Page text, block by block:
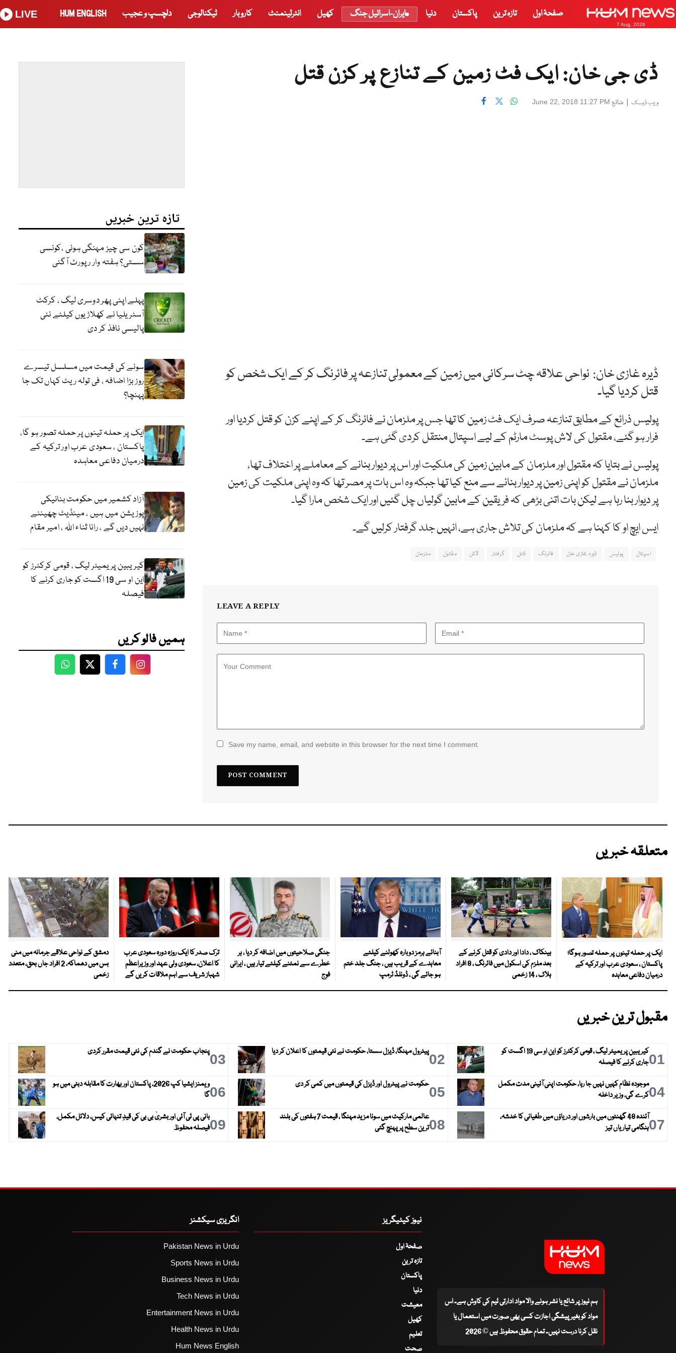
7 Aug, 2026
صفحۂ اول تازہ ترین پاکستان دنیا ایران-اسرائیل جنگ کھیل انٹرٹینمنٹ کاروبار ٹیکنالوجی دلچسپ و عجیب HUM ENGLISH
LIVE
ڈی جی خان: ایک فٹ زمین کے تنازع پر کزن قتل
ویب ڈیسک | شائع June 22, 2018 11:27 PM
ڈیرہ غازی خان: نواحی علاقہ چٹ سرکانی میں زمین کے معمولی تنازعہ پر فائرنگ کر کے ایک شخص کو
قتل کردیا گیا۔
پولیس ذرائع کے مطابق تنازعہ صرف ایک فٹ زمین کا تھا جس پر ملزمان نے فائرنگ کر کے اپنے کزن کو قتل کردیا اور
فرار ہو گئے، مقتول کی لاش پوسٹ مارٹم کے لیے اسپتال منتقل کردی گئی ہے۔
پولیس نے بتایا کہ مقتول اور ملزمان کے مابین زمین کی ملکیت اور اس پر دیوار بنانے کے معاملے پر اختلاف تھا،
ملزمان نے مقتول کو اپنی زمین پر دیوار بنانے سے منع کیا تھا جبکہ وہ اس بات پر مصر تھا کہ وہ اپنی ملکیت کی زمین
پر دیوار بنا رہا ہے لیکن بات اتنی بڑھی کہ فریقین کے مابین گولیاں چل گئیں اور ایک شخص مارا گیا۔
ایس ایچ او کا کہنا ہے کہ ملزمان کی تلاش جاری ہے، انہیں جلد گرفتار کرلیں گے۔
اسپتال پولیس ڈیرہ غازی خان فائرنگ قتل گرفتار لاش مقتول ملزمان
LEAVE A REPLY
Save my name, email, and website in this browser for the next time I comment.
تازہ ترین خبریں
کون سی چیز مہنگی ہوئی ،کونسی
سستی؟ ہفتہ وار رپورٹ آگئی
پہلے اپنی پھر دوسری لیگ ، کرکٹ
آسٹریلیا نے کھلاڑیوں کیلئے نئی
پالیسی نافذ کر دی
سونے کی قیمت میں مسلسل تیسرے
روز بڑا اضافہ ، فی تولہ ریٹ کہاں تک جا
پہنچا؟
ایک پر حملہ تینوں پر حملہ تصور ہو گا،
پاکستان ، سعودی عرب اور ترکیہ کے
درمیان دفاعی معاہدہ
آزاد کشمیر میں حکومت بنانیکی
پوزیشن میں ہیں ، مینڈیٹ چھیننے
نہیں دیں گے ، رانا ثناء اللہ ، امیر مقام
کیریبین پریمیئر لیگ ، قومی کرکٹرز کو
این او سی 19 اگست کو جاری کرنے کا
فیصلہ
ہمیں فالو کریں
WhatsApp
TwitterFacebookFacebook
متعلقہ خبریں
ایک پر حملہ تینوں پر حملہ تصور ہوگا؛
پاکستان ، سعودی عرب اور ترکیہ کے
درمیان دفاعی معاہدہ
بینکاک ، دادا اور دادی کو قتل کرنے کے
بعد ملزم کی اسکول میں فائرنگ ، 8 افراد
ہلاک ، 14 زخمی
آبنائے ہرمز دوبارہ کھولنے کیلئے
معاہدے کے قریب ہیں ، جنگ جلد ختم
ہو جائے گی ، ڈونلڈ ٹرمپ
جنگی صلاحیتوں میں اضافہ کر دیا ، ہر
خطرے سے نمٹنے کیلئے تیار ہیں ، ایرانی
فوج
ترک صدر کا ایک روزہ دورہ سعودی عرب
کا اعلان، سعودی ولی عہد اور وزیراعظم
شہباز شریف سے اہم ملاقات کریں گے
دمشق کے نواحی علاقے جرمانہ میں منی
بس میں دھماکہ، 2 افراد جاں بحق، متعدد
زخمی
مقبول ترین خبریں
01
کیریبین پریمیئر لیگ ، قومی کرکٹرز کو این او سی 19 اگست کو
جاری کرنے کا فیصلہ
02پیٹرول مہنگا، ڈیزل سستا، حکومت نے نئی قیمتوں کا اعلان کر دیا 03پنجاب حکومت نے گندم کی نئی قیمت مقرر کردی
04موجودہ نظام کہیں نہیں جا رہا، حکومت اپنی آئینی مدت مکمل
کرے گی، وزیر داخلہ
05حکومت نے پیٹرول اور ڈیزل کی قیمتوں میں کمی کر دی 06
ویمنز ایشیا کپ 2026، پاکستان اور بھارت کا مقابلہ دبئی میں ہو
گا
07
آئندہ 48 گھنٹوں میں بارشوں اور دریاؤں میں طغیانی کا خدشہ،
ہنگامی تیاریاں تیز
08
عالمی مارکیٹ میں سونا مزید مہنگا ، قیمت 7 ہفتوں کی بلند
ترین سطح پر پہنچ گئی
09بانی پی ٹی آئی اور بشریٰ بی بی کی قیدِ تنہائی کیس، دلائل مکمل،
فیصلہ محفوظ
ہم نیوز پر شائع یا نشر ہونے والا مواد ادارتی ٹیم کی کاوش ہے۔ اس
مواد کو بغیر پیشگی اجازت کسی بھی صورت میں استعمال یا
نقل کرنا درست نہیں۔ تمام حقوق محفوظ ہیں © 2026
نیوز کیٹیگریز
صفحۂ اول
تازہ ترین
پاکستان
دنیا
معیشت
کھیل
تعلیم
صحت
انگریزی سیکشنز
Pakistan News in Urdu
Sports News in Urdu
Business News in Urdu
Tech News in Urdu
Entertainment News in Urdu
Health News in Urdu
Hum News English